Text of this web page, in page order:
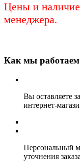
Цены и наличие
менеджера.
Как мы работаем
Вы оставляете
интернет-
Персональный
уточнения заказа